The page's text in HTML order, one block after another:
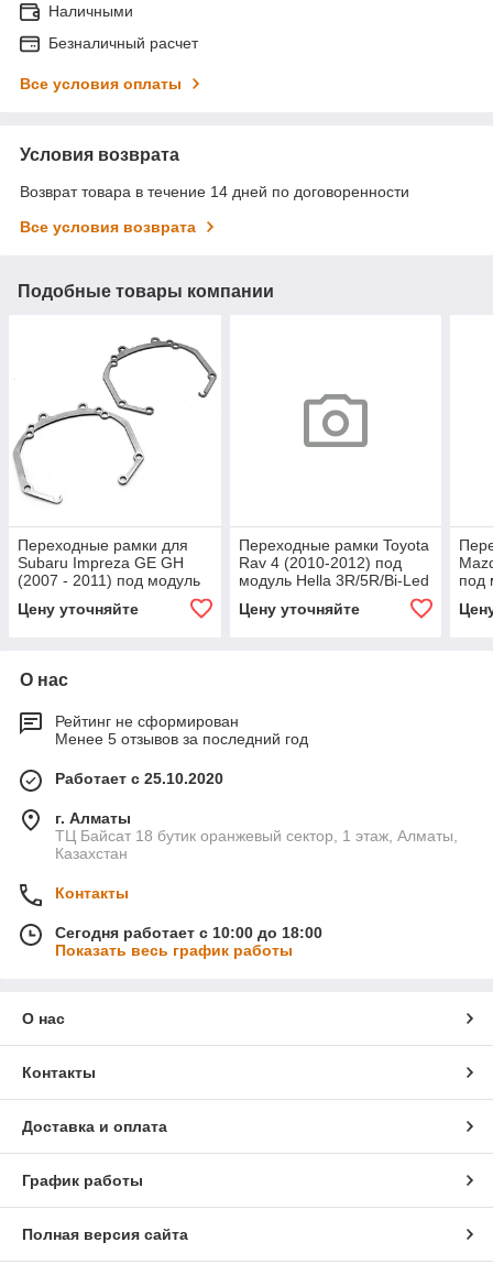
Наличными
Безналичный расчет
Все условия оплаты
Условия возврата
Возврат товара в течение 14 дней по договоренности
Все условия возврата
Подобные товары компании
Переходные рамки для
Subaru Impreza GE GH
(2007 - 2011) под модуль
(Комплект, 2шт
Цену уточняйте
Переходные рамки Toyota
Rav 4 (2010-2012) под
модуль Hella 3R/5R/Bi-Led
Цену уточняйте
под
2шт)
О нас
Рейтинг не сформирован
Менее 5 отзывов за последний год
Работает с 25.10.2020
г. Алматы
ТЦ Байсат 18 бутик оранжевый сектор, 1 этаж, Алматы,
Казахстан
Контакты
Сегодня работает с 10:00 до 18:00
Показать весь график работы
О нас
Контакты
Доставка и оплата
График работы
Полная версия сайта